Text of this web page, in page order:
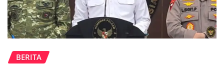
BERITA